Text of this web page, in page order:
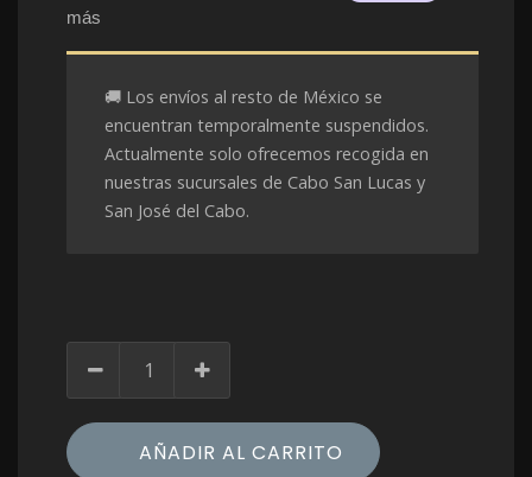
más
🚚 Los envíos al resto de México se
encuentran temporalmente suspendidos.
Actualmente solo ofrecemos recogida en
nuestras sucursales de Cabo San Lucas y
San José del Cabo.
AÑADIR AL CARRITO